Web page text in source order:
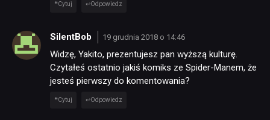
Cytuj Odpowiedz
SilentBob 19 grudnia 2018 o 14:46
Widzę, Yakito, prezentujesz pan wyższą kulturę.
Czytałeś ostatnio jakiś komiks ze Spider-Manem, że
jesteś pierwszy do komentowania?
Cytuj Odpowiedz